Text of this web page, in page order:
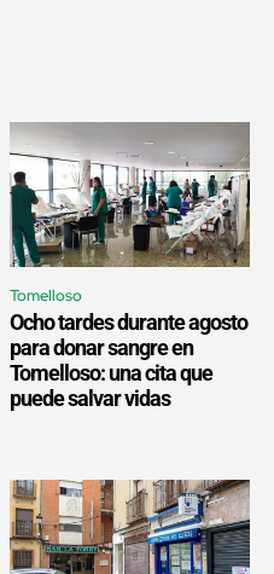
Tomelloso
Ocho tardes durante agosto
para donar sangre en
Tomelloso: una cita que
puede salvar vidas